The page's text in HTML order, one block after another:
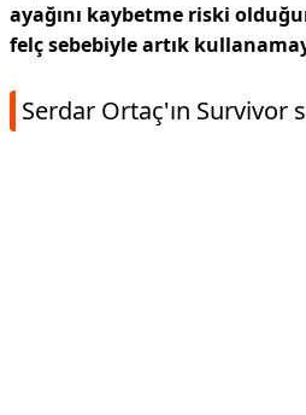
ayağını kaybetme riski
felç sebebiyle artık
Serdar Ortaç'ın Survivor